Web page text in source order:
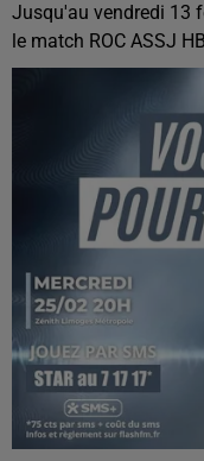
Jusqu'au vendredi 13
le match ROC ASSJ